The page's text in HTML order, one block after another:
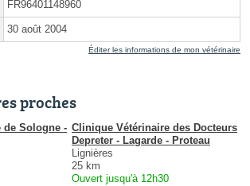
FR96401148960
30 août 2004
Éditer les informations de mon vétérinaire
proches
de Sologne - Clinique Vétérinaire des Docteurs
Depreter - Lagarde - Proteau
Lignières
25 km
Ouvert jusqu'à 12h30